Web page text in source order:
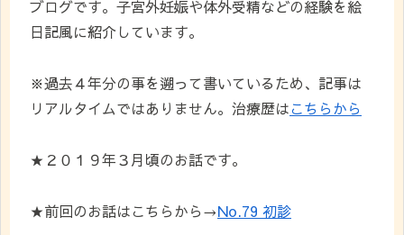
ブログです。子宮外妊娠や体外受精などの経験を絵
日記風に紹介しています。
※過去４年分の事を遡って書いているため、記事は
リアルタイムではありません。治療歴はこちらから
★２０１９年３月頃のお話です。
★前回のお話はこちらから→No.79 初診